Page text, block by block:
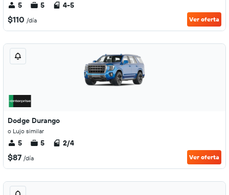
5 5 4-5
$110 /día Ver oferta
Dodge Durango
o Lujo similar
5 5 2/4
$87 /día Ver oferta